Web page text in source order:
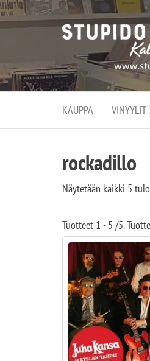
KAUPPA VINYYLIT
rockadillo
Näytetään kaikki 5
Tuotteet 1 - 5 /5.